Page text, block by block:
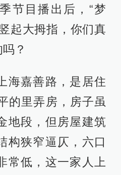
节目播出后，“梦
起大拇指，你们真
？
海嘉善路，是居住
的里弄房，房子虽
地段，但房屋建筑
构狭窄逼仄，六口
常低，这一家人上